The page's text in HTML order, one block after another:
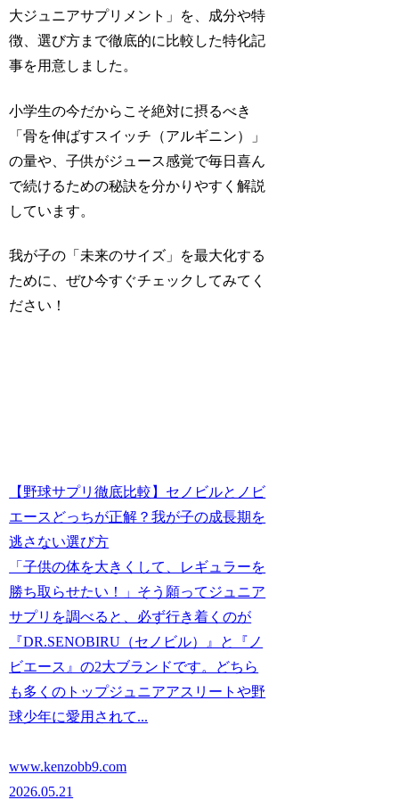
大ジュニアサプリメント」を、成分や特
徴、選び方まで徹底的に比較した特化記
事を用意しました。
小学生の今だからこそ絶対に摂るべき
「骨を伸ばすスイッチ（アルギニン）」
の量や、子供がジュース感覚で毎日喜ん
で続けるための秘訣を分かりやすく解説
しています。
我が子の「未来のサイズ」を最大化する
ために、ぜひ今すぐチェックしてみてく
ださい！
【野球サプリ徹底比較】セノビルとノビ
エースどっちが正解？我が子の成長期を
逃さない選び方
「子供の体を大きくして、レギュラーを
勝ち取らせたい！」そう願ってジュニア
サプリを調べると、必ず行き着くのが
『DR.SENOBIRU（セノビル）』と『ノ
ビエース』の2大ブランドです。どちら
も多くのトップジュニアアスリートや野
球少年に愛用されて...
www.kenzobb9.com
2026.05.21